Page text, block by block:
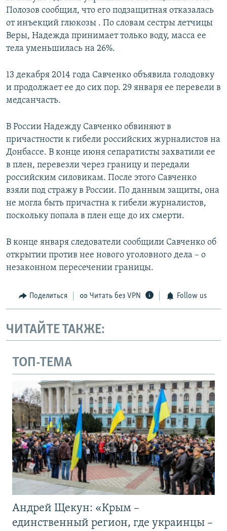
Полозов сообщил, что его подзащитная отказалась
от инъекций глюкозы . По словам сестры летчицы
Веры, Надежда принимает только воду, масса ее
тела уменьшилась на 26%.
13 декабря 2014 года Савченко объявила голодовку
и продолжает ее до сих пор. 29 января ее перевели в
медсанчасть.
В России Надежду Савченко обвиняют в
причастности к гибели российских журналистов на
Донбассе. В конце июня сепаратисты захватили ее
в плен, перевезли через границу и передали
российским силовикам. После этого Савченко
взяли под стражу в России. По данным защиты, она
не могла быть причастна к гибели журналистов,
поскольку попала в плен еще до их смерти.
В конце января следователи сообщили Савченко об
открытии против нее нового уголовного дела – о
незаконном пересечении границы.
Поделиться Читать без VPN Follow us
ЧИТАЙТЕ ТАКЖЕ:
ТОП-ТЕМА
Андрей Щекун: «Крым –
единственный регион, где украинцы –